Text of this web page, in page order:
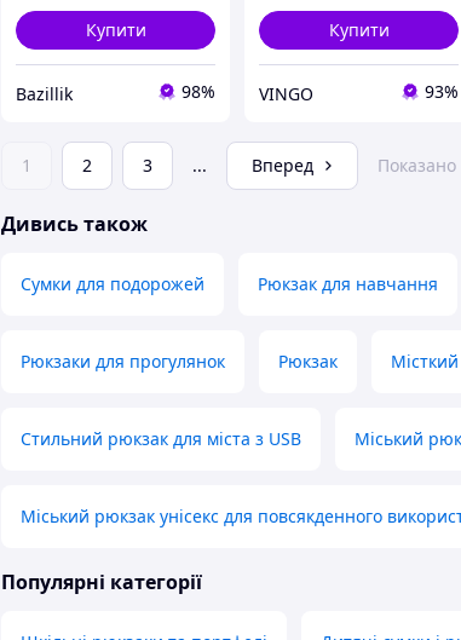
Купити
Bazillik 98%
Купити
VINGO 93%
1 2 3 ... Вперед Показано
Дивись також
Сумки для подорожей Рюкзак для навчання
Рюкзаки для прогулянок Рюкзак
Стильний рюкзак для міста з USB Міський
Міський рюкзак унісекс для повсякденного
Популярні категорії